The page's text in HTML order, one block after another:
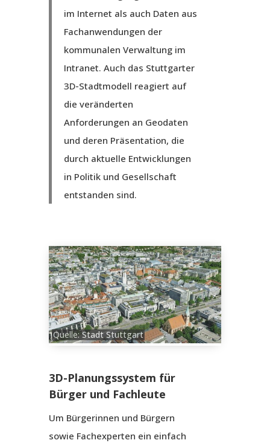
im Internet als auch Daten aus
Fachanwendungen der
kommunalen Verwaltung im
Intranet. Auch das Stuttgarter
3D-Stadtmodell reagiert auf
die veränderten
Anforderungen an Geodaten
und deren Präsentation, die
durch aktuelle Entwicklungen
in Politik und Gesellschaft
entstanden sind.
Quelle: Stadt Stuttgart
3D-Planungssystem für
Bürger und Fachleute
Um Bürgerinnen und Bürgern
sowie Fachexperten ein einfach